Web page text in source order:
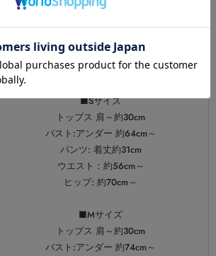
ブラック・ホワイト
S・M
トップス・パンツ
■Sサイズ
トップス 肩～約30cm
バスト:アンダー 約64cm～
パンツ: 着丈約31cm
ウエスト：約56cm～
ヒップ: 約70cm～
■Mサイズ
トップス 肩～約30cm
バスト:アンダー 約74cm～